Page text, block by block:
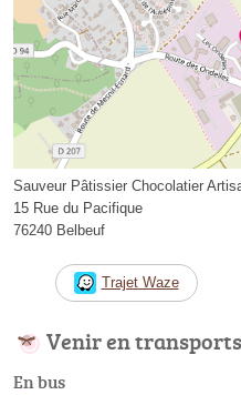
Sauveur Pâtissier Chocolatier
15 Rue du Pacifique
76240 Belbeuf
Trajet Waze
Venir en
En bus